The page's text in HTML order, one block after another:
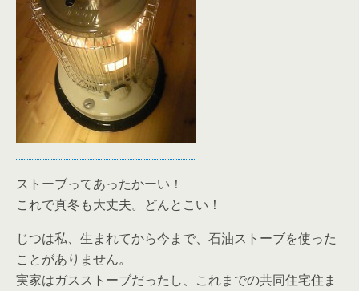
ストーブってあったかーい！
これで真冬も大丈夫。どんとこい！
じつは私、生まれてから今まで、石油ストーブを使った
ことがありません。
実家はガスストーブだったし、これまでの共同住宅住ま